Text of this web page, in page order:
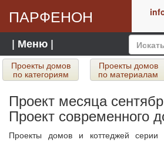
ПАРФЕНОН
| Меню |
Проекты домов
по категориям
Проекты домов
по материалам
Проект месяца
Проект современного
Проекты домов и коттеджей серии